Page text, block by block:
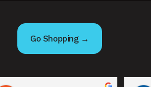
Go Shopping →